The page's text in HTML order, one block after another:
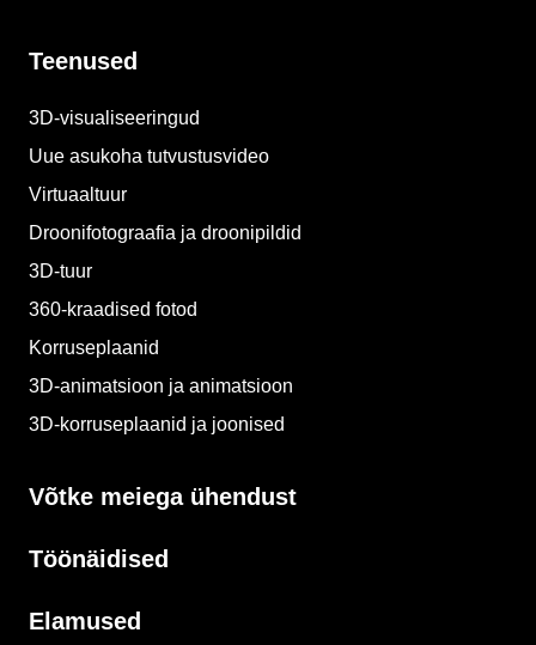
Teenused
3D-visualiseeringud
Uue asukoha tutvustusvideo
Virtuaaltuur
Droonifotograafia ja droonipildid
3D-tuur
360-kraadised fotod
Korruseplaanid
3D-animatsioon ja animatsioon
3D-korruseplaanid ja joonised
Võtke meiega ühendust
Töönäidised
Elamused